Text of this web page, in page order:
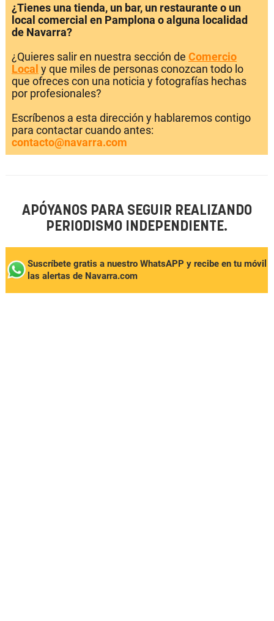
¿Tienes una tienda, un bar, un restaurante o un
local comercial en Pamplona o alguna localidad
de Navarra?
¿Quieres salir en nuestra sección de Comercio
Local y que miles de personas conozcan todo lo
que ofreces con una noticia y fotografías hechas
por profesionales?
Escríbenos a esta dirección y hablaremos contigo
para contactar cuando antes:
contacto@navarra.com
APÓYANOS PARA SEGUIR REALIZANDO
PERIODISMO INDEPENDIENTE.
Suscríbete gratis a nuestro WhatsAPP y recibe en tu móvil
las alertas de Navarra.com